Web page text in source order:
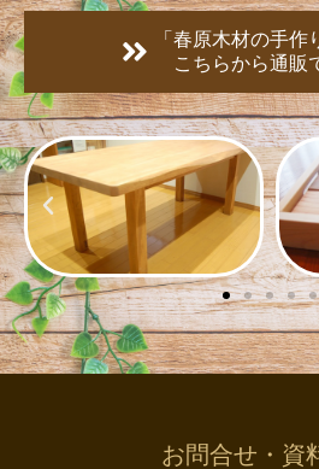
「春原木材の手作
こちらから通販
お問合せ・資